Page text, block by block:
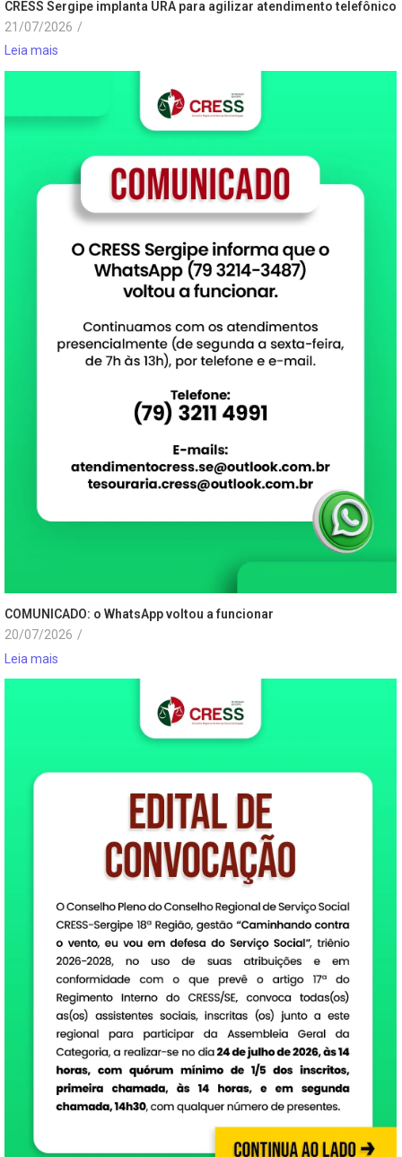
CRESS Sergipe implanta URA para agilizar atendimento telefônico
21/07/2026 /
Leia mais
COMUNICADO: o WhatsApp voltou a funcionar
20/07/2026 /
Leia mais